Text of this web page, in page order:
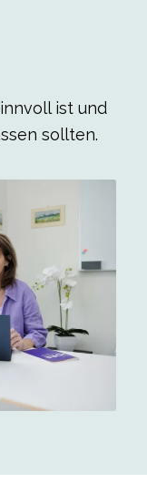
ist und
sollten.